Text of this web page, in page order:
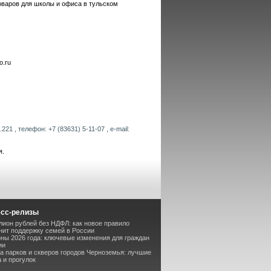
для школы и офиса в тульском
, телефон: +7 (83631) 5-11-07 , e-mail:
релизы
рублей без НДФЛ: как новое правило
поддержку семей в России
2026 года: ключевые изменения для граждан
парков и скверов городов Черноземья: лучшие
прогулок